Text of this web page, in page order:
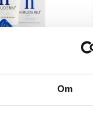
Om